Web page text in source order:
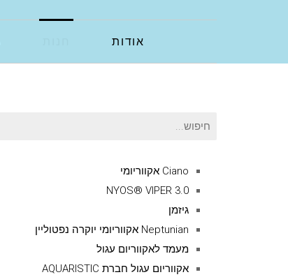
אודות
חיפוש
Ciano אקווריומי
NYOS® VIPER 3.0
גיזמן
Neptunian אקווריומי יוקרה נפטוליין
מעמד לאקווריום עגול
אקווריום עגול חברת AQUARISTIC